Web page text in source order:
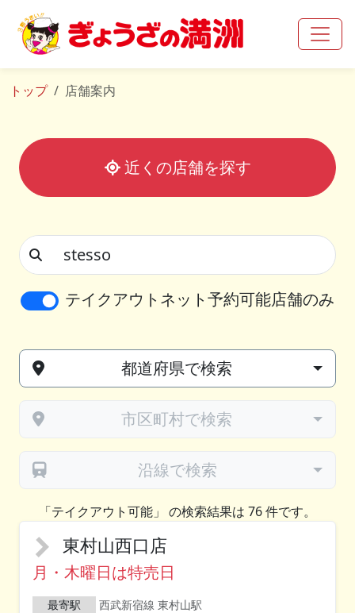
トップ 店舗案内
近くの店舗を探す
テイクアウトネット予約可能店舗のみ
都道府県で検索
市区町村で検索
沿線で検索
「テイクアウト可能」 の検索結果は 76 件です。
東村山西口店
月・木曜日は特売日
最寄駅
西武新宿線 東村山駅